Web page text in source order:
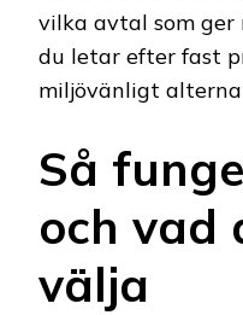
vilka avtal som ger
du letar efter fast
miljövänligt
Så
och vad
välja